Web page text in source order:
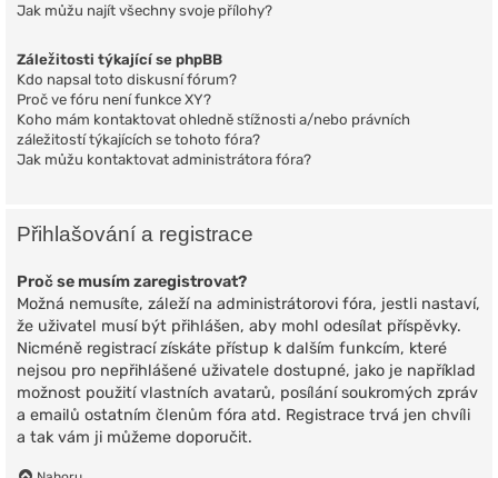
Jak můžu najít všechny svoje přílohy?
Záležitosti týkající se phpBB
Kdo napsal toto diskusní fórum?
Proč ve fóru není funkce XY?
Koho mám kontaktovat ohledně stížnosti a/nebo právních
záležitostí týkajících se tohoto fóra?
Jak můžu kontaktovat administrátora fóra?
Přihlašování a registrace
Proč se musím zaregistrovat?
Možná nemusíte, záleží na administrátorovi fóra, jestli nastaví,
že uživatel musí být přihlášen, aby mohl odesílat příspěvky.
Nicméně registrací získáte přístup k dalším funkcím, které
nejsou pro nepřihlášené uživatele dostupné, jako je například
možnost použití vlastních avatarů, posílání soukromých zpráv
a emailů ostatním členům fóra atd. Registrace trvá jen chvíli
a tak vám ji můžeme doporučit.